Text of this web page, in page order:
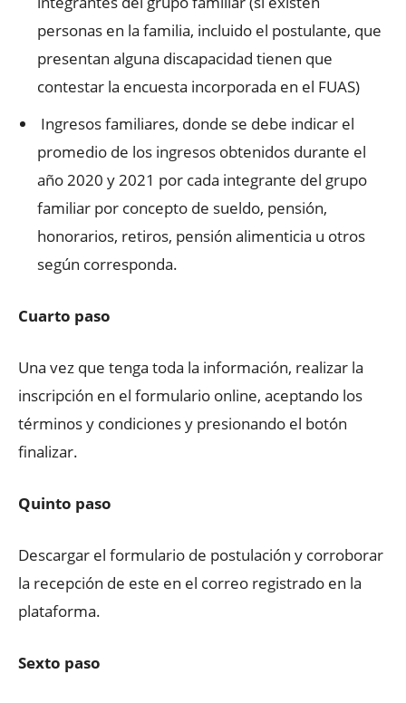
personas en la familia, incluido el postulante, que
presentan alguna discapacidad tienen que
contestar la encuesta incorporada en el FUAS)
Ingresos familiares, donde se debe indicar el
promedio de los ingresos obtenidos durante el
año 2020 y 2021 por cada integrante del grupo
familiar por concepto de sueldo, pensión,
honorarios, retiros, pensión alimenticia u otros
según corresponda.
Cuarto paso
Una vez que tenga toda la información, realizar la
inscripción en el formulario online, aceptando los
términos y condiciones y presionando el botón
finalizar.
Quinto paso
Descargar el formulario de postulación y corroborar
la recepción de este en el correo registrado en la
plataforma.
Sexto paso